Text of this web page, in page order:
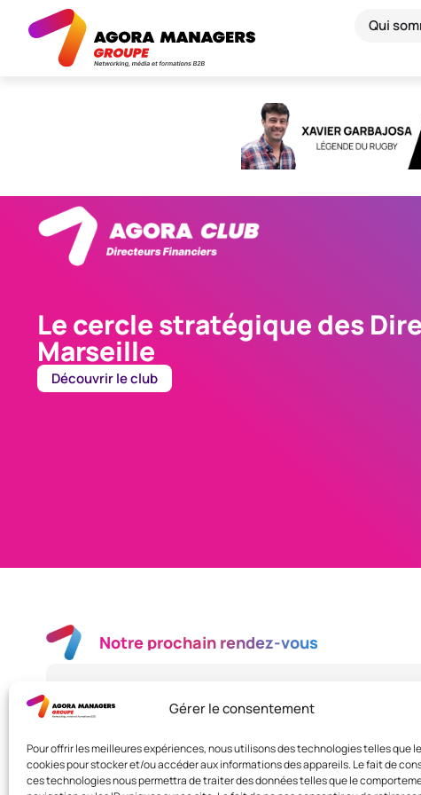
Gérer le consentement
Pour offrir les meilleures expériences, nous utilisons des technologies telles que
cookies pour stocker et/ou accéder aux informations des appareils. Le fait de
ces technologies nous permettra de traiter des données telles que le
Qui
Le cercle stratégique des
Marseille
Découvrir le club
Notre prochain rendez-vous
Je m’inscris